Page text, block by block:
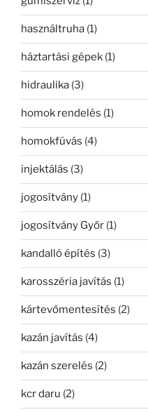
használtruha (1)
háztartási gépek (1)
hidraulika (3)
homok rendelés (1)
homokfúvás (4)
injektálás (3)
jogosítvány (1)
jogosítvány Győr (1)
kandalló építés (3)
karosszéria javítás (1)
kártevőmentesítés (2)
kazán javítás (4)
kazán szerelés (2)
kcr daru (2)